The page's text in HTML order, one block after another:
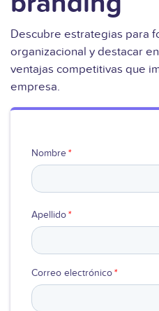
Descubre estrategias para
organizacional y destacar
ventajas competitivas que
empresa.
Nombre*
Apellido*
Correo electrónico*